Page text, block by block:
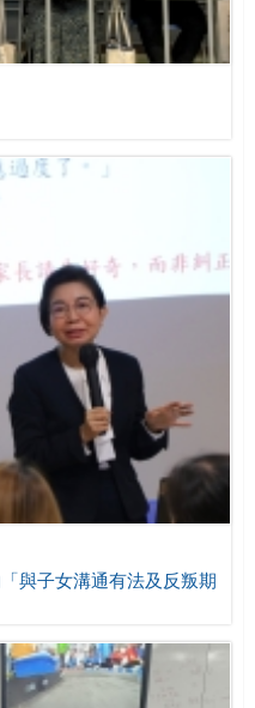
與子女溝通有法及反叛期